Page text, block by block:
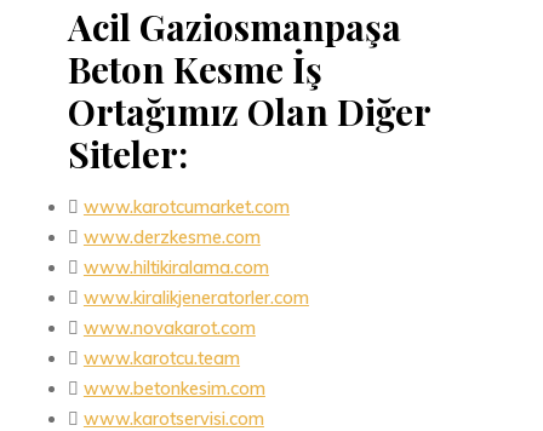
Acil Gaziosmanpaşa
Beton Kesme İş
Ortağımız Olan Diğer
Siteler:
www.karotcumarket.com
www.derzkesme.com
www.hiltikiralama.com
www.kiralikjeneratorler.com
www.novakarot.com
www.karotcu.team
www.betonkesim.com
www.karotservisi.com